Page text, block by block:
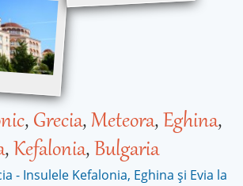
, Grecia,Meteora,Eghina,
,Kefalonia,Bulgaria
- Insulele Kefalonia, Eghina și Evia la